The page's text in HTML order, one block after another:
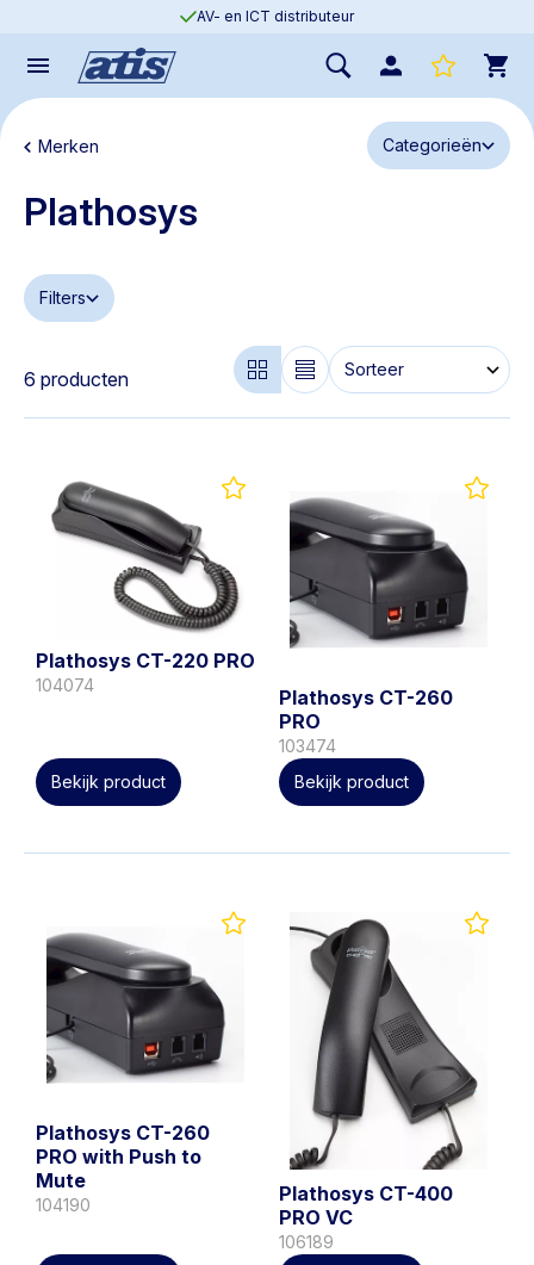
AV- en ICT distributeur
Merken Categorieën
Plathosys
Filters
6 producten
Plathosys CT-220 PRO
104074
Bekijk product
Plathosys CT-260
PRO
103474
Bekijk product
Plathosys CT-260
PRO with Push to
Mute
104190
Plathosys CT-400
PRO VC
106189